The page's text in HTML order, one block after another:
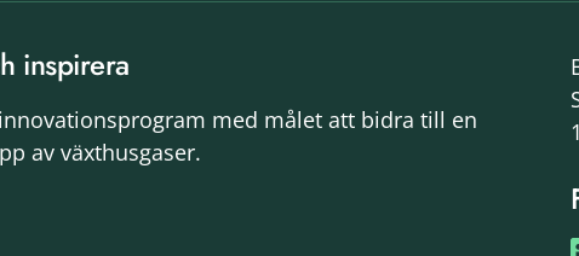
inspirera
med målet att bidra till en
av växthusgaser.